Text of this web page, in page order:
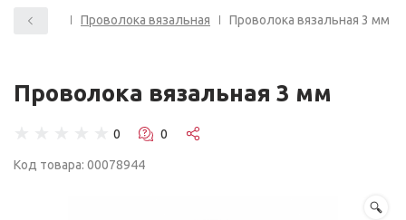
Проволока вязальная Проволока вязальная 3 мм
Проволока вязальная 3 мм
Код товара: 00078944